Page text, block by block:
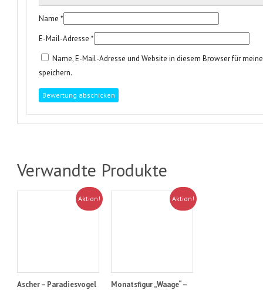
Name *
E-Mail-Adresse *
Name, E-Mail-Adresse und Website in diesem Browser für
speichern.
Verwandte Produkte
Aktion!
Ascher – Paradiesvogel
Aktion!
Monatsfigur „Waage“ –